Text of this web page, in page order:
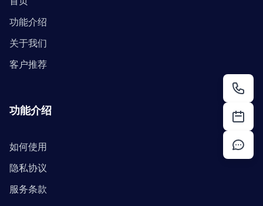
功能介绍
关于我们
客户推荐
功能介绍
如何使用
隐私协议
服务条款